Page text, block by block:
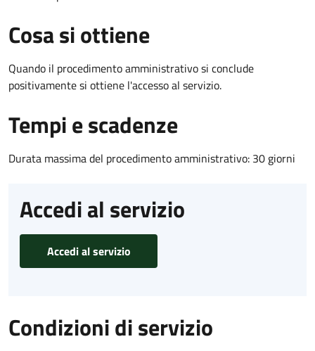
Cosa si ottiene
Quando il procedimento amministrativo si conclude
positivamente si ottiene l'accesso al servizio.
Tempi e scadenze
Durata massima del procedimento amministrativo: 30 giorni
Accedi al servizio
Accedi al servizio
Condizioni di servizio